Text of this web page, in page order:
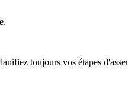
toujours vos étapes